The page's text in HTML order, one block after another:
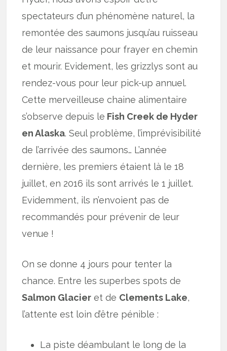
spectateurs d’un phénomène naturel, la
remontée des saumons jusqu’au ruisseau
de leur naissance pour frayer en chemin
et mourir. Evidement, les grizzlys sont au
rendez-vous pour leur pick-up annuel.
Cette merveilleuse chaine alimentaire
s’observe depuis le Fish Creek de Hyder
en Alaska. Seul problème, l’imprévisibilité
de l’arrivée des saumons… L’année
dernière, les premiers étaient là le 18
juillet, en 2016 ils sont arrivés le 1 juillet.
Evidemment, ils n’envoient pas de
recommandés pour prévenir de leur
venue !
On se donne 4 jours pour tenter la
chance. Entre les superbes spots de
Salmon Glacier et de Clements Lake,
l’attente est loin d’être pénible :
La piste déambulant le long de la